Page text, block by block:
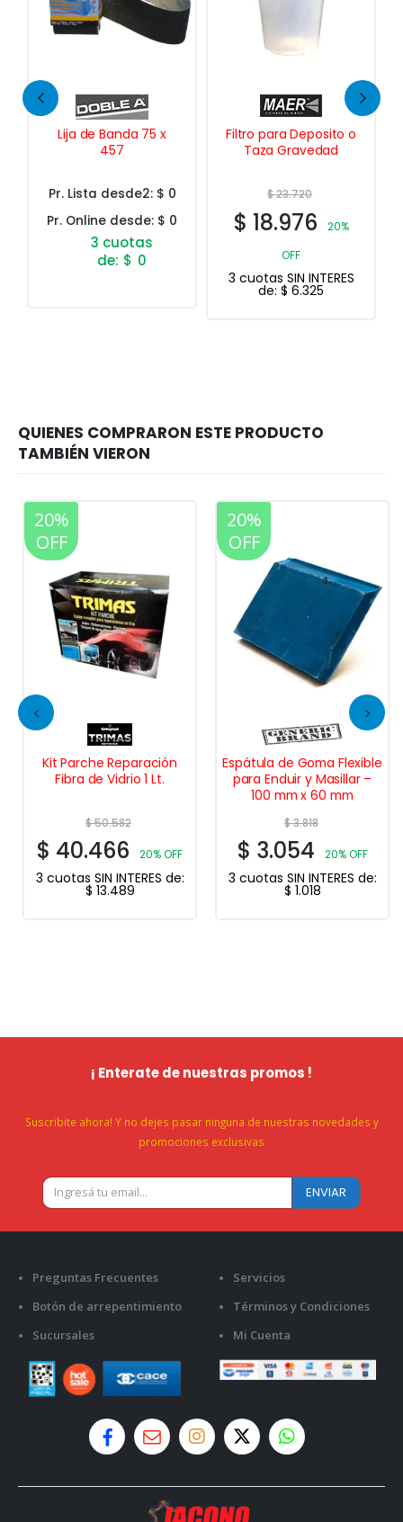
Lija de Banda 75 x
457
Pr. Lista desde2: $ 0
Pr. Online desde: $ 0
$ 0
Filtro para Deposito o
Taza Gravedad
$23.720
$ 18.976
20%
OFF
3 cuotas SIN INTERES
de: $ 6.325
20%
OFF
Kit Parche Reparación
Fibra de Vidrio 1 Lt.
$50.582
$ 40.466 20% OFF
3 cuotas SIN INTERES de:
$ 13.489
20%
OFF
Espátula de Goma Flexible
para Enduir y Masillar –
100 mm x 60 mm
$3.818
$ 3.054 20% OFF
3 cuotas SIN INTERES de:
$ 1.018
¡ Enterate de nuestras promos !
Suscribite ahora! Y no dejes pasar ninguna de nuestras novedades y
promociones exclusivas
Preguntas Frecuentes
Botón de arrepentimiento
Sucursales
Servicios
Términos y Condiciones
Mi Cuenta